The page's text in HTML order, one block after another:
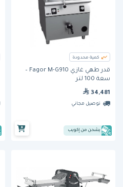
كمية محدودة
قدر طهي غازي Fagor M-G910 –
سعة 100 لتر
34,481
توصيل مجاني
يشحن من إكويب